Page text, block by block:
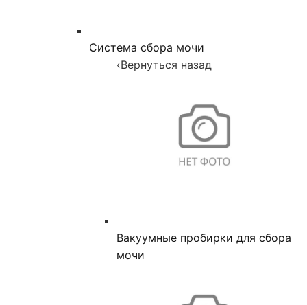
Система сбора мочи
‹Вернуться назад
Вакуумные пробирки для сбора
мочи